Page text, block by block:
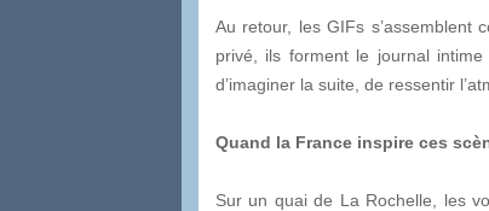
Au retour, les GIFs s’assemblent
privé, ils forment le journal
d’imaginer la suite, de ressentir
Quand la France inspire ces
Sur un quai de La Rochelle, les